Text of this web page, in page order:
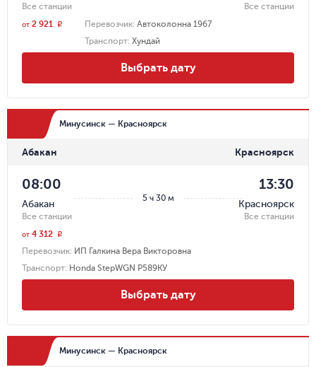
Все станции
Все станции
Перевозчик: Автоколонна 1967
Транспорт: Хундай
от 2 921 r
Выбрать дату
Минусинск — Красноярск
Абакан Красноярск
5 ч 30 м
08:00
Абакан
Все станции
13:30
Красноярск
Все станции
Перевозчик: ИП Галкина Вера Викторовна
Транспорт: Honda StepWGN Р589КУ
от 4 312 r
Выбрать дату
Минусинск — Красноярск